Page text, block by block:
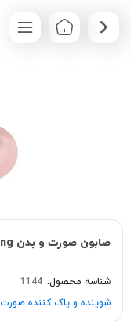
صابون صورت و بدن Oil Smoothing ایلیون
شناسه محصول: 1144
شوینده و پاک‌ کننده صورت